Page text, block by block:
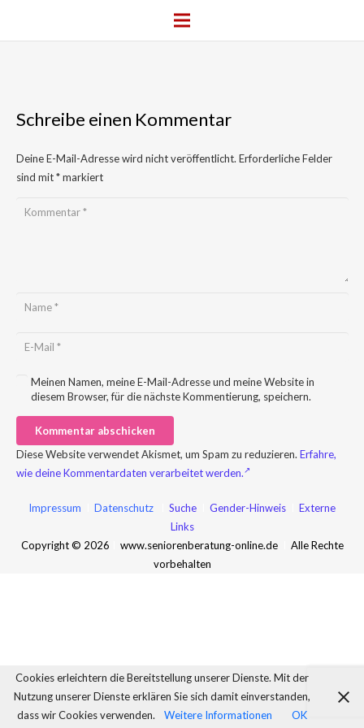
Schreibe einen Kommentar
Deine E-Mail-Adresse wird nicht veröffentlicht. Erforderliche Felder
sind mit*markiert
Meinen Namen, meine E-Mail-Adresse und meine Website in
diesem Browser, für die nächste Kommentierung, speichern.
Kommentar abschicken
Diese Website verwendet Akismet, um Spam zu reduzieren. Erfahre,
wie deine Kommentardaten verarbeitet werden.
Impressum Datenschutz Suche Gender-Hinweis
Externe
Links
Copyright © 2026
www.seniorenberatung-online.de
Alle Rechte
vorbehalten
Cookies erleichtern die Bereitstellung unserer Dienste. Mit der
Nutzung unserer Dienste erklären Sie sich damit einverstanden,
dass wir Cookies verwenden.
Weitere Informationen OK